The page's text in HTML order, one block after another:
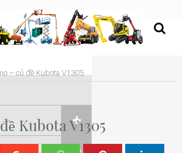
– củ đề Kubota V1305
Kubota V1305